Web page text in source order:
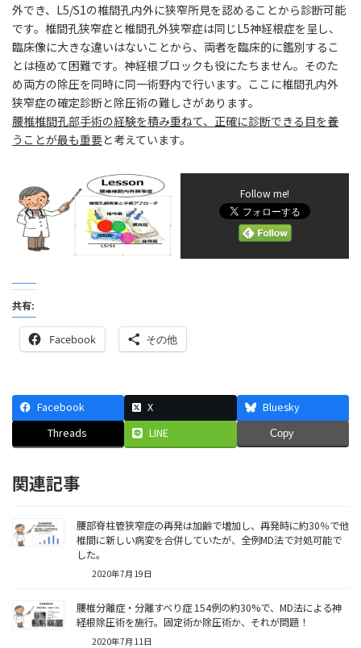
外でき、L5/S1の椎間孔内外に狭窄所見を認めることから診断可能
です。椎間孔狭窄症と椎間孔外狭窄症は同じL5神経根症を呈し、
臨床像に大きな違いはないことから、両者を臨床的に鑑別するこ
とは極めて困難です。神経根ブロックも役にたちません。そのた
め両方の除圧を同時に同一術野内で行います。ここに椎間孔内外
狭窄症の確定診断と除圧術の難しさがあります。
腰椎椎間孔部手術の経験を積み重ねて、正確に診断できる目を養
うことが最も重要と考えています。
Follow me!
共有:
Facebook その他
Facebook X
Bluesky
Threads
LINE Copy
関連記事
腰部脊柱管狭窄症の再発は加齢で増加し、再発時に約30％で他
椎間に新しい病変を合併していたが、全例MD法で対処可能で
した。
2020年7月19日
腰椎分離症・分離すべり症 154例の約30%で、MD法による神
経根除圧術を施行。固定術か除圧術か、それが問題！
2020年7月11日